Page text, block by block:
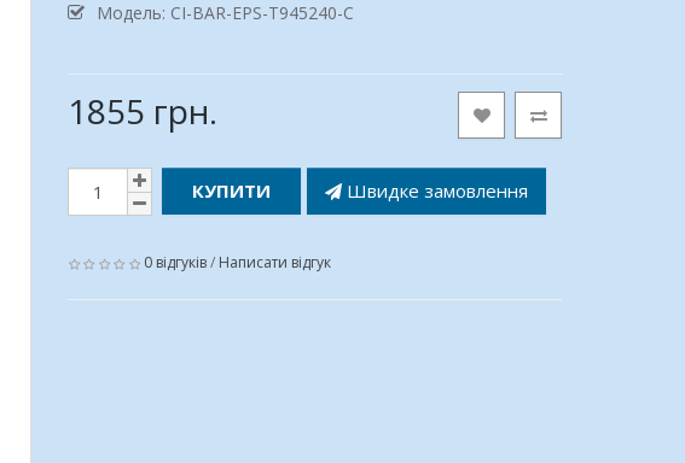
Модель: CI-BAR-EPS-T945240-C
1855 грн.
КУПИТИ Швидке замовлення
0 відгуків/ Написати відгук